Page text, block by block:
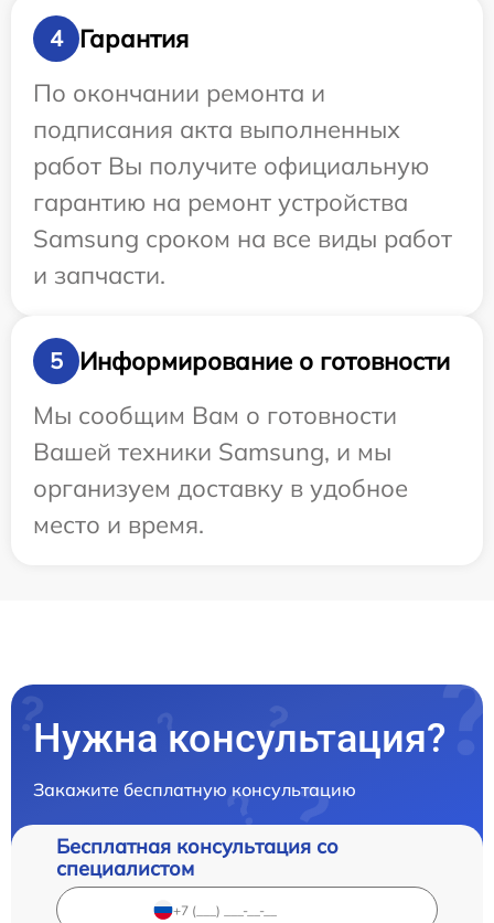
4
Гарантия
По окончании ремонта и
подписания акта выполненных
работ Вы получите официальную
гарантию на ремонт устройства
Samsung сроком на все виды работ
и запчасти.
5
Информирование о готовности
Мы сообщим Вам о готовности
Вашей техники Samsung, и мы
организуем доставку в удобное
место и время.
Нужна консультация?
Закажите бесплатную консультацию
Бесплатная консультация со
специалистом